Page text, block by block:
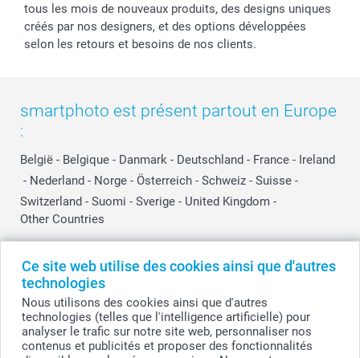
Ce site web utilise des cookies ainsi que d'autres
technologies
Nous utilisons des cookies ainsi que d'autres
technologies (telles que l'intelligence artificielle) pour
analyser le trafic sur notre site web, personnaliser nos
contenus et publicités et proposer des fonctionnalités
tous les mois de nouveaux produits, des designs uniques
créés par nos designers, et des options développées
selon les retours et besoins de nos clients.
smartphoto est présent partout en Europe
:
België - Belgique - Danmark - Deutschland - France - Ireland
- Nederland - Norge - Österreich - Schweiz - Suisse -
Switzerland - Suomi - Sverige - United Kingdom -
Other Countries
© smartphoto group. Tous droits réservés
smartphoto group SA.
Tous les prix sont en EURO (€), TVA incluse et hors frais de port.